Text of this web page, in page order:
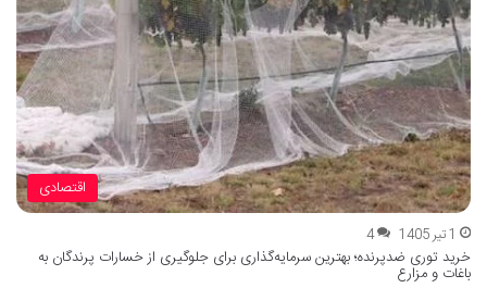
اقتصادی
1 تیر 1405 4
خرید توری ضدپرنده؛ بهترین سرمایه‌گذاری برای جلوگیری از خسارات پرندگان به
باغات و مزارع